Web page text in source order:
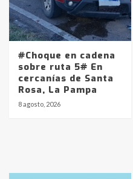
#Choque en cadena
sobre ruta 5# En
cercanías de Santa
Rosa, La Pampa
8 agosto, 2026